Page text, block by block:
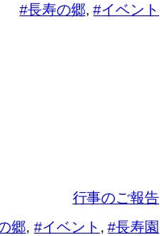
長寿の郷, イベント
行事のご報告
郷, イベント , 長寿園